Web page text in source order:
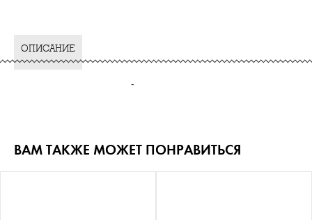
ОПИСАНИЕ
-
ВАМ ТАКЖЕ МОЖЕТ ПОНРАВИТЬСЯ